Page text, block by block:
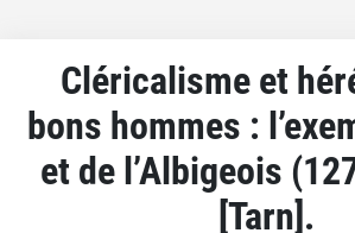
Cléricalisme et
bons hommes :
et de l’Albigeois
[Tarn].